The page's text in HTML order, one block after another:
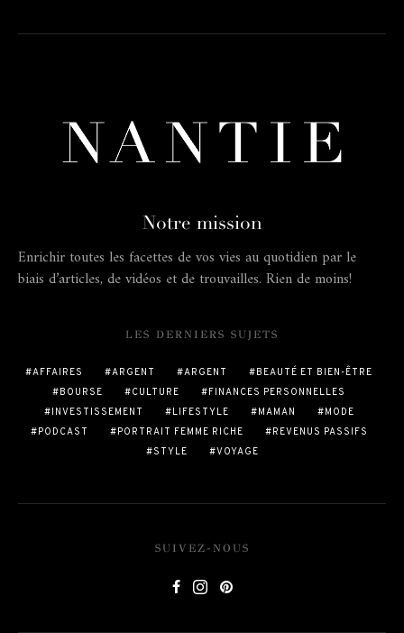
Notre mission
Enrichir toutes les facettes de vos vies au quotidien par le
biais d’articles, de vidéos et de trouvailles. Rien de moins!
LES DERNIERS SUJETS
AFFAIRES ARGENT ARGENT
BEAUTÉ ET BIEN-ÊTRE
BOURSE
CULTURE
FINANCES PERSONNELLES
INVESTISSEMENT
LIFESTYLE MAMAN
MODE
PODCAST
PORTRAIT FEMME RICHE
REVENUS PASSIFS
STYLE
VOYAGE
SUIVEZ-NOUS